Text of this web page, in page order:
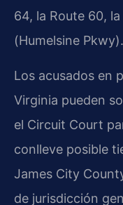
64, la Route 60,
(Humelsine Pkwy).
Los acusados en
Virginia pueden
el Circuit Court
conlleve posible
James City
de jurisdicción